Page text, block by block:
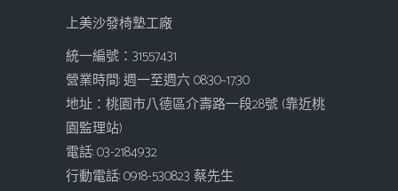
上美沙發椅墊工廠
統一編號：31557431
營業時間: 週一至週六 08:30~17:30
地址：桃園市八德區介壽路一段28號 (靠近桃
園監理站)
電話: 03-2184932
行動電話: 0918-530823 蔡先生